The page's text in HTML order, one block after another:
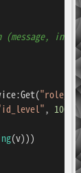
, 10001